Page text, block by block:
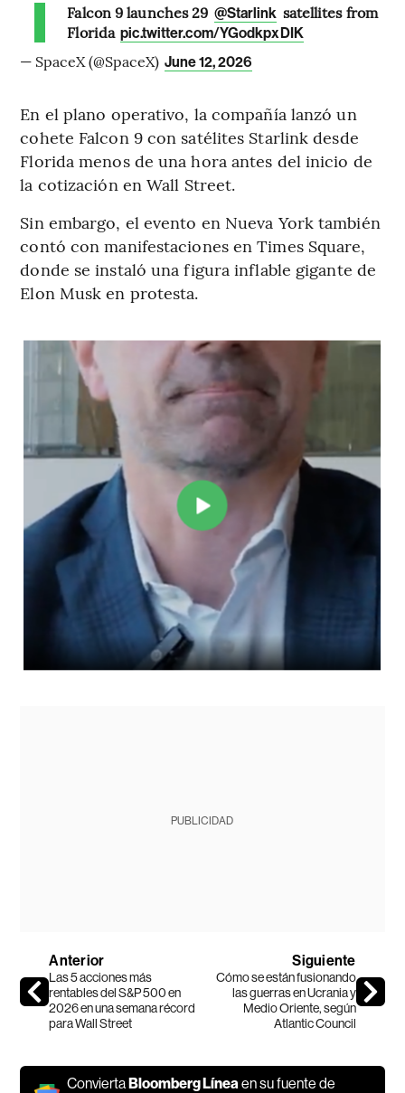
Falcon 9 launches 29 @Starlink satellites from
Florida pic.twitter.com/YGodkpxDIK
— SpaceX (@SpaceX) June 12, 2026
En el plano operativo, la compañía lanzó un
cohete Falcon 9 con satélites Starlink desde
Florida menos de una hora antes del inicio de
la cotización en Wall Street.
Sin embargo, el evento en Nueva York también
contó con manifestaciones en Times Square,
donde se instaló una figura inflable gigante de
Elon Musk en protesta.
PUBLICIDAD
Anterior
Las 5 acciones más
rentables del S&P 500 en
2026 en una semana récord
para Wall Street
Siguiente
Cómo se están fusionando
las guerras en Ucrania y
Medio Oriente, según
Atlantic Council
ConviertaBloomberg Línea en su fuente de